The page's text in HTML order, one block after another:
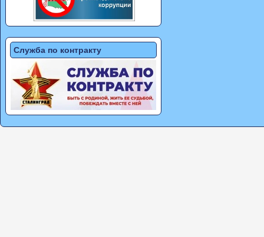
Служба по контракту